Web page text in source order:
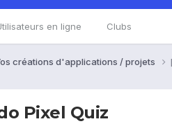
en ligne Clubs
créations d'applications / projets
Pixel Quiz